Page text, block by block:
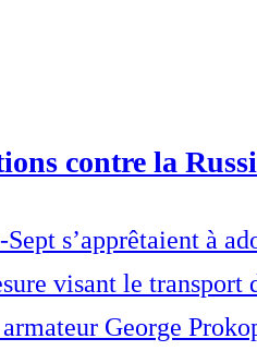
contre la
s’apprêtaient à
visant le transport
George